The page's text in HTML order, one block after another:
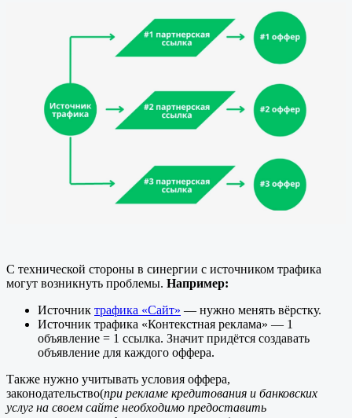
С технической стороны в синергии с источником трафика
могут возникнуть проблемы. Например:
Источник трафика «Сайт» — нужно менять вёрстку.
Источник трафика «Контекстная реклама» — 1
объявление = 1 ссылка. Значит придётся создавать
объявление для каждого оффера.
Также нужно учитывать условия оффера,
законодательство(при рекламе кредитования и банковских
услуг на своем сайте необходимо предоставить